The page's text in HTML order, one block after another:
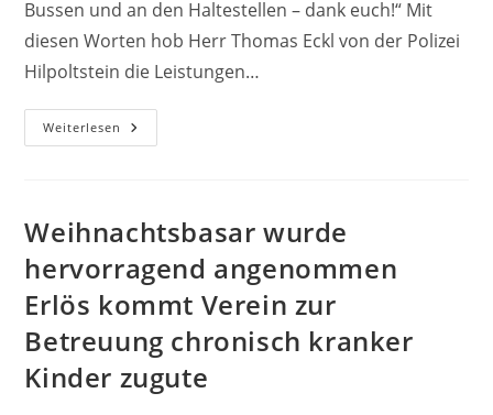
Bussen und an den Haltestellen – dank euch!“ Mit
diesen Worten hob Herr Thomas Eckl von der Polizei
Hilpoltstein die Leistungen…
Weiterlesen Ehrung
Der
Weihnachtsbasar wurde
hervorragend angenommen
Erlös kommt Verein zur
Betreuung chronisch kranker
Kinder zugute